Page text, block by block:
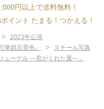
円以上で送料無料！
ポイント たまる！つかえる！
> 2023年公演
鏡百景色』 > スチール写真
ューゲル ―君がくれた翼―』